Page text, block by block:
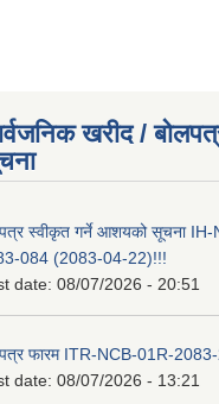
खरीद /
स्वीकृत गर्ने आशयको सूचना
084 (2083-04-22)!!!
date: 08/07/2026 - 20:51
फारम ITR-NCB-01R-
date: 08/07/2026 - 13:21